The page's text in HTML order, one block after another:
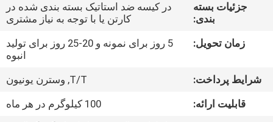
کیفیت
تماس
جزئیات بسته
بندی:
در کیسه ضد استاتیک بسته بندی شده در
کارتن یا با توجه به نیاز مشتری
زمان تحویل:
5 روز برای نمونه و 20-25 روز برای تولید
انبوه
شرایط پرداخت:
T/T, وسترن یونیون
قابلیت ارائه:
100 کیلوگرم در هر ماه